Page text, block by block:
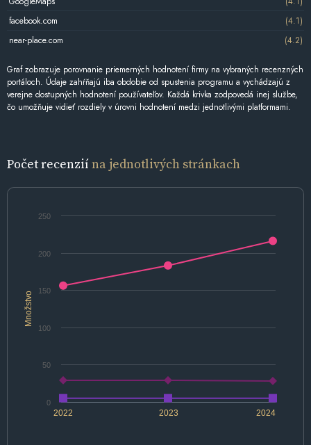
facebook.com
(4.1)
near-place.com
(4.2)
Graf zobrazuje porovnanie priemerných hodnotení firmy na vybraných recenzných
portáloch. Údaje zahŕňajú iba obdobie od spustenia programu a vychádzajú z
verejne dostupných hodnotení používateľov. Každá krivka zodpovedá inej službe,
čo umožňuje vidieť rozdiely v úrovni hodnotení medzi jednotlivými platformami.
Počet recenziína jednotlivých stránkach
Množstvo
2022 2023 2024
0
50
100
150
200
250